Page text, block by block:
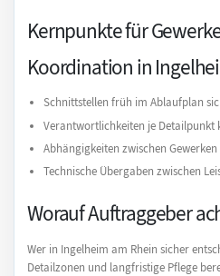
Kernpunkte für
Koordination in
Schnittstellen früh im Ablaufplan
Verantwortlichkeiten je Detailpunkt
Abhängigkeiten zwischen
Technische Übergaben zwischen
Worauf Auftraggeber
Wer in Ingelheim am Rhein sicher
Detailzonen und langfristige Pflege